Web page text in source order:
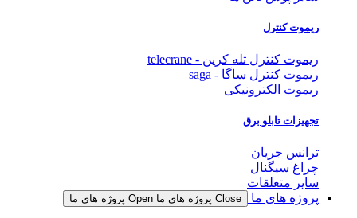
ریموت کنترل
ریموت کنترل تله کرین - telecrane
ریموت کنترل ساگا - saga
ریموت الکترونیکی
تجهیزات تابلو برق
ترانس جریان
چراغ سیگنال
سایر متعلقات
پروژه های ما
Close پروژه های ما Open پروژه های ما